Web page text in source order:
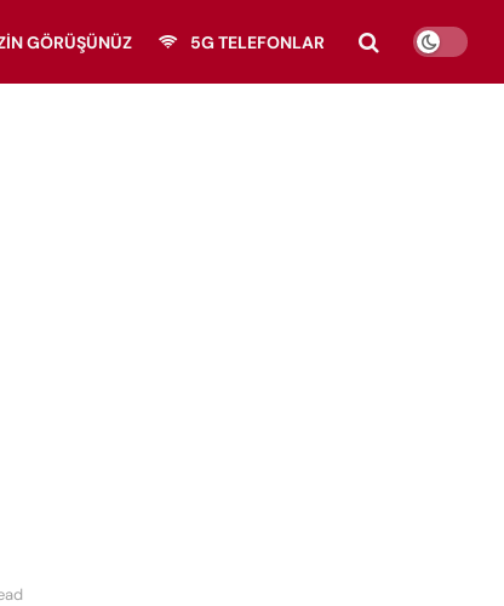
GÖRÜŞÜNÜZ 5G TELEFONLAR